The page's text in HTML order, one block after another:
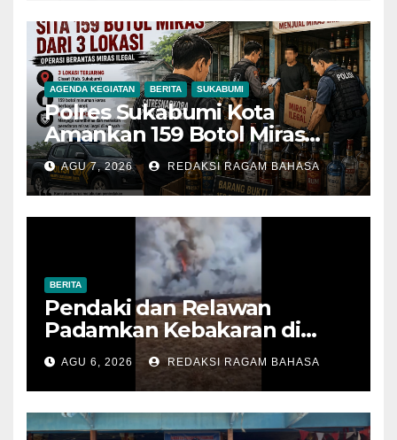
AGENDA KEGIATAN BERITA SUKABUMI
Polres Sukabumi Kota
Amankan 159 Botol Miras
Ilegal dari Tiga Lokasi dalam
Operasi Penyakit Masyarakat
AGU 7, 2026 REDAKSI RAGAM BAHASA
BERITA
Pendaki dan Relawan
Padamkan Kebakaran di
Alun-alun Suryakencana
Sebelum Meluas
AGU 6, 2026 REDAKSI RAGAM BAHASA